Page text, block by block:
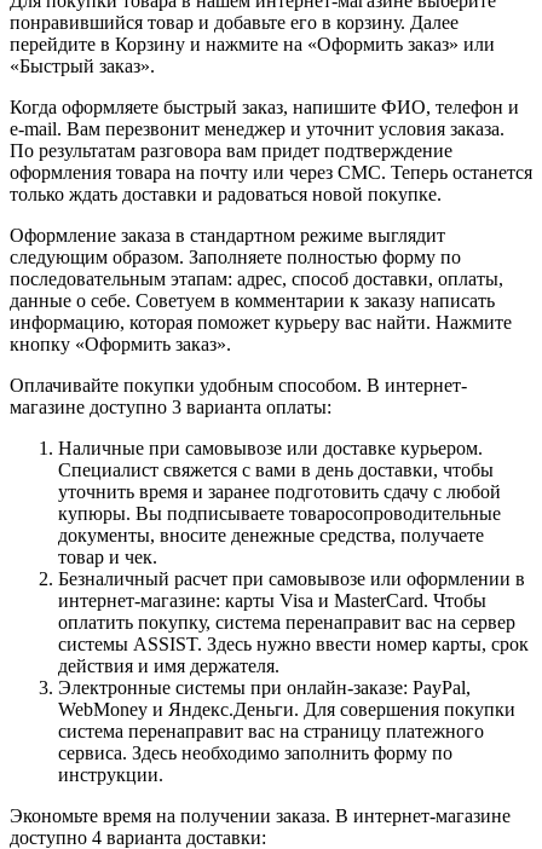
понравившийся товар и добавьте его в корзину. Далее
перейдите в Корзину и нажмите на «Оформить заказ» или
«Быстрый заказ».
Когда оформляете быстрый заказ, напишите ФИО, телефон и
e-mail. Вам перезвонит менеджер и уточнит условия заказа.
По результатам разговора вам придет подтверждение
оформления товара на почту или через СМС. Теперь останется
только ждать доставки и радоваться новой покупке.
Оформление заказа в стандартном режиме выглядит
следующим образом. Заполняете полностью форму по
последовательным этапам: адрес, способ доставки, оплаты,
данные о себе. Советуем в комментарии к заказу написать
информацию, которая поможет курьеру вас найти. Нажмите
кнопку «Оформить заказ».
Оплачивайте покупки удобным способом. В интернет-
магазине доступно 3 варианта оплаты:
Наличные при самовывозе или доставке курьером.
Специалист свяжется с вами в день доставки, чтобы
уточнить время и заранее подготовить сдачу с любой
купюры. Вы подписываете товаросопроводительные
документы, вносите денежные средства, получаете
товар и чек.
Безналичный расчет при самовывозе или оформлении в
интернет-магазине: карты Visa и MasterCard. Чтобы
оплатить покупку, система перенаправит вас на сервер
системы ASSIST. Здесь нужно ввести номер карты, срок
действия и имя держателя.
Электронные системы при онлайн-заказе: PayPal,
WebMoney и Яндекс.Деньги. Для совершения покупки
система перенаправит вас на страницу платежного
сервиса. Здесь необходимо заполнить форму по
инструкции.
Экономьте время на получении заказа. В интернет-магазине
доступно 4 варианта доставки: